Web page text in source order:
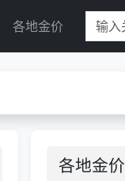
各地金价
各地金价